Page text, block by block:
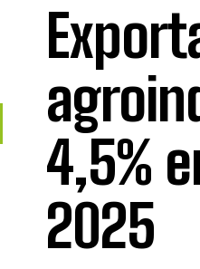
4,5%
2025